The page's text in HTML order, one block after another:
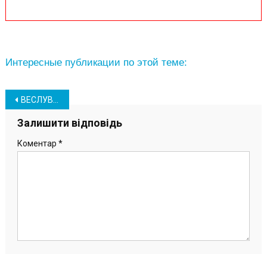
Интересные публикации по этой теме:
Навігація
записів
ВЕСЛУВАЛЬНИКИ ФСК «ХІМІК» АТ «ОПЗ» ЗДОБУЛИ 15 МЕДАЛЕЙ НА ЧЕМПІОНАТІ УКРАЇНИ
Залишити відповідь
Коментар *